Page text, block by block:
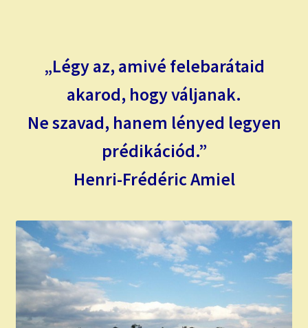
ÍRJ NEKEM!
IRATKOZZ FEL A VIDEÓ CSATORNÁNKRA!
TAROT ELEMZÉS MEGRENDELÉSE LIMITÁLT!
„Légy az, amivé felebarátaid
akarod, hogy váljanak.
Ne szavad, hanem lényed legyen
prédikációd.”
Henri-Frédéric Amiel